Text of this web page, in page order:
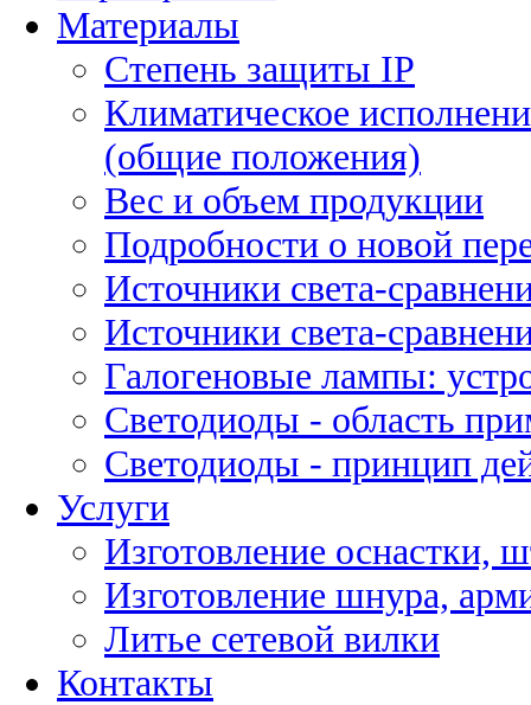
Материалы
Степень защиты IP
Климатическое
(общие положения)
Вес и объем продукции
Подробности о новой
Источники света-
Источники света-
Галогеновые лампы:
Светодиоды - область
Светодиоды - принцип
Услуги
Изготовление оснастки,
Изготовление шнура,
Литье сетевой вилки
Контакты